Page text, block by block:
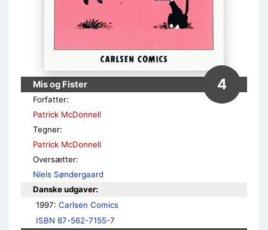
Mis og Fister 4
Forfatter:
Patrick McDonnell
Tegner:
Patrick McDonnell
Oversætter:
Niels Søndergaard
Danske udgaver:
1997: Carlsen Comics
ISBN 87-562-7155-7